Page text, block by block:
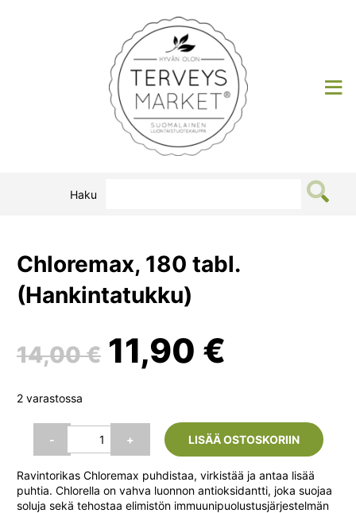
Terveysmarket
Haku
Chloremax, 180 tabl.
(Hankintatukku)
14,00€ Alkuperäinen
oli:
14,00 €.
11,90 €
on:
11,90 €.
2 varastossa
-
Chloremax,
(Hankintatukku)
määrä
+ LISÄÄ OSTOSKORIIN
Ravintorikas Chloremax puhdistaa, virkistää ja antaa lisää
puhtia. Chlorella on vahva luonnon antioksidantti, joka suojaa
soluja sekä tehostaa elimistön immuunipuolustusjärjestelmän